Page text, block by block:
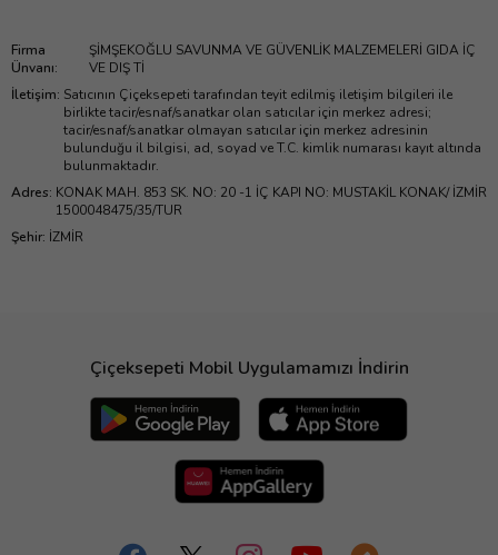
Firma
Ünvanı:
ŞİMŞEKOĞLU SAVUNMA VE GÜVENLİK MALZEMELERİ GIDA İÇ
VE DIŞ Tİ
İletişim: Satıcının Çiçeksepeti tarafından teyit edilmiş iletişim bilgileri ile
birlikte tacir/esnaf/sanatkar olan satıcılar için merkez adresi;
tacir/esnaf/sanatkar olmayan satıcılar için merkez adresinin
bulunduğu il bilgisi, ad, soyad ve T.C. kimlik numarası kayıt altında
bulunmaktadır.
Adres: KONAK MAH. 853 SK. NO: 20 -1 İÇ KAPI NO: MUSTAKİL KONAK/ İZMİR
1500048475/35/TUR
Şehir: İZMİR
Çiçeksepeti Mobil Uygulamamızı İndirin